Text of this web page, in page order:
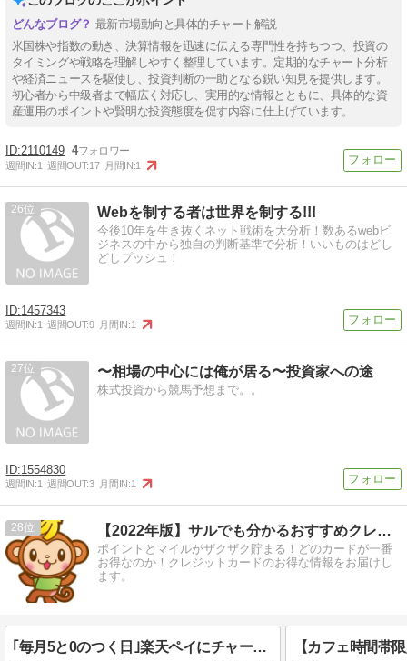
最新市場動向と具体的チャート解説
米国株や指数の動き、決算情報を迅速に伝える専門性を持ちつつ、投資の
タイミングや戦略を理解しやすく整理しています。定期的なチャート分析
や経済ニュースを駆使し、投資判断の一助となる鋭い知見を提供します。
初心者から中級者まで幅広く対応し、実用的な情報とともに、具体的な資
産運用のポイントや賢明な投資態度を促す内容に仕上げています。
2110149 4
週間IN:1 週間OUT:17 月間IN:1
26 Webを制する者は世界を制する!!!
今後10年を生き抜くネット戦術を大分析！数あるwebビ
ジネスの中から独自の判断基準で分析！いいものはどし
どしプッシュ！
1457343
週間IN:1 週間OUT:9 月間IN:1
27 〜相場の中心には俺が居る〜投資家への途
株式投資から競馬予想まで。。
1554830
週間IN:1 週間OUT:3 月間IN:1
28 【2022年版】サルでも分かるおすすめクレジットカード
ポイントとマイルがザクザク貯まる！どのカードが一番
お得なのか！クレジットカードのお得な情報をお届けし
ます。
｢毎月5と0のつく日｣楽天ペイにチャージすると抽選で全額ポイント還元キャンペーン